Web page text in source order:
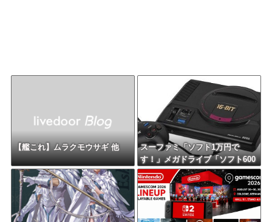
【艦これ】ムラクモウサギ 他
スーファミ「ソフト1万円で
す！」メガドライブ「ソフト600
0円です！」←これでメガドラが
負けた理由